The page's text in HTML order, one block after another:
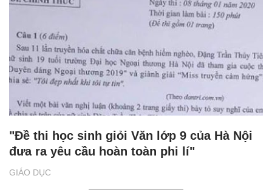
GIÁO DỤC
"Đề thi học sinh giỏi Văn lớp 9 của Hà Nội
đưa ra yêu cầu hoàn toàn phi lí"